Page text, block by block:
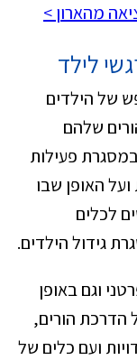
מהארון >
לילד
של הילדים
שלהם
פעילות
האופן שבו
לכלים
גידול הילדים.
וגם באופן
הדרכת הורים,
ועם כלים של